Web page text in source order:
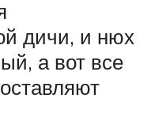
дичи, и нюх
а вот все